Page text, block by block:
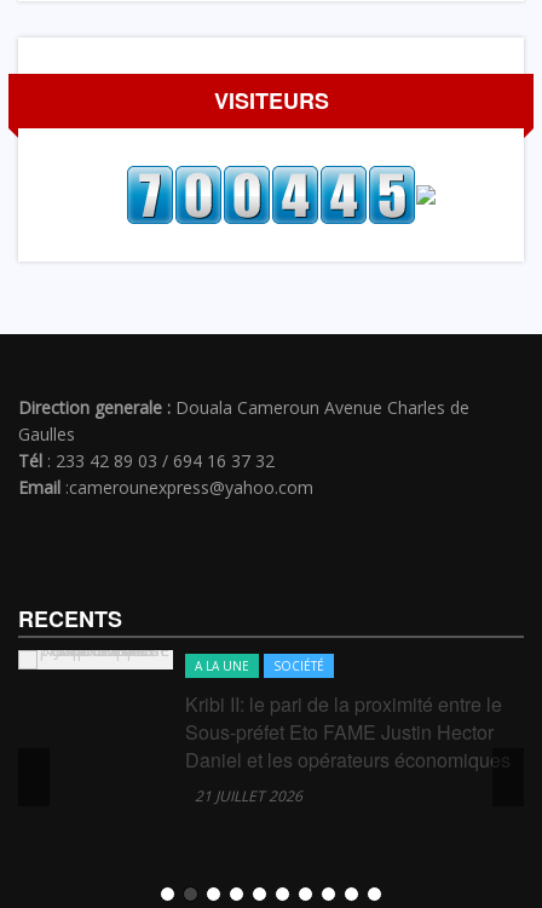
VISITEURS
Direction generale : Douala Cameroun Avenue Charles de
Gaulles
Tél : 233 42 89 03 / 694 16 37 32
Email :camerounexpress@yahoo.com
RECENTS
A LA UNE SOCIÉTÉ
Kribi II: le pari de la proximité entre le
Sous-préfet Eto FAME Justin Hector
Daniel et les opérateurs économiques
21 JUILLET 2026